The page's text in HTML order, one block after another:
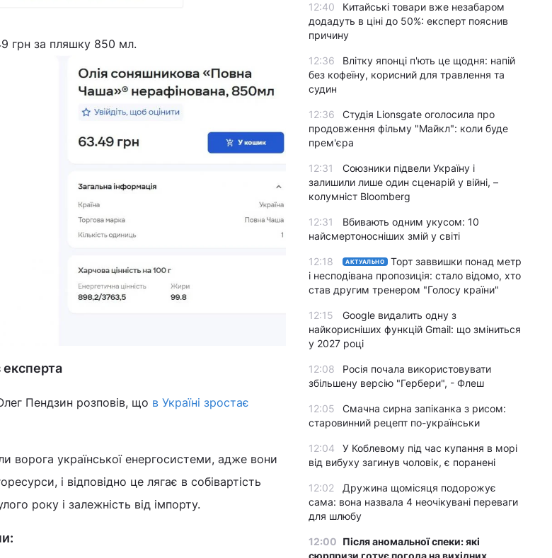
грн за пляшку 850 мл.
експерта
Пендзин розповів, що в Україні зростає
ворога української енергосистеми, адже вони
і відповідно це лягає в собівартість
року і залежність від імпорту.
12:40
Китайські товари вже незабаром
додадуть в ціні до 50%: експерт пояснив
причину
12:36
Влітку японці п'ють це щодня: напій
без кофеїну, корисний для травлення та
судин
12:36
Студія Lionsgate оголосила про
продовження фільму "Майкл": коли буде
прем'єра
12:31
Союзники підвели Україну і
залишили лише один сценарій у війні, –
колумніст Bloomberg
12:31
Вбивають одним укусом: 10
найсмертоносніших змій у світі
12:18 АКТУАЛЬНО
Торт заввишки понад метр
і несподівана пропозиція: стало відомо, хто
став другим тренером "Голосу країни"
12:15
Google видалить одну з
найкорисніших функцій Gmail: що зміниться
у 2027 році
12:08
Росія почала використовувати
збільшену версію "Гербери", - Флеш
12:05
Смачна сирна запіканка з рисом:
старовинний рецепт по-українськи
12:04
У Коблевому під час купання в морі
від вибуху загинув чоловік, є поранені
12:02
Дружина щомісяця подорожує
сама: вона назвала 4 неочікувані переваги
для шлюбу
12:00 Після аномальної спеки: які
сюрпризи готує погода на вихідних